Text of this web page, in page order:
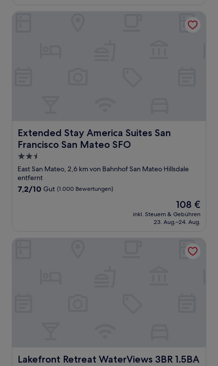
Bewertung)
Extended Stay America Suites San
Francisco San Mateo SFO
Extended Stay America Suites San Francisco San Mateo
2.5-
Sterne-
Unterkunft
East San Mateo, 2,6 km von Bahnhof San Mateo Hillsdale
entfernt
7.2
7,2/10 Gut (1.000 Bewertungen)
Der
Preis
beträgt
108 €
inkl. Steuern & Gebühren
23. Aug.–24. Aug.
Extended Stay America Suites San Francisco San Mateo
Lakefront Retreat WaterViews 3BR 1.5BA
Lakefront Retreat WaterViews 3BR 1.5BA